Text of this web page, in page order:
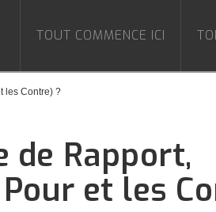
TOUT COMMENCE ICI
les Contre) ?
Rapport,
et les